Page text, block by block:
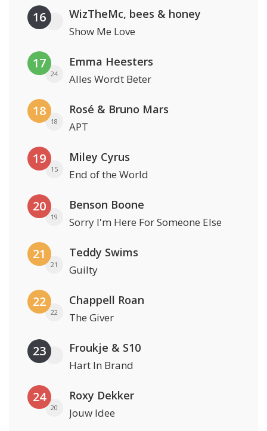
16 WizTheMc, bees & honey
Show Me Love
17
24
Emma Heesters
Alles Wordt Beter
18
18
Rosé & Bruno Mars
APT
19
15
Miley Cyrus
End of the World
20
19
Benson Boone
Sorry I'm Here For Someone Else
21
21
Teddy Swims
Guilty
22
22
Chappell Roan
The Giver
23 Froukje & S10
Hart In Brand
24
20
Roxy Dekker
Jouw Idee